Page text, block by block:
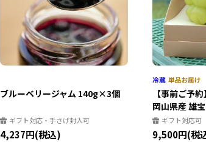
ブルーベリージャム 140g×3個
ギフト対応・手さげ封入可
4,237円(税込)
【事前ご予
岡山県産 雄
ギフト対応可
9,500円(税